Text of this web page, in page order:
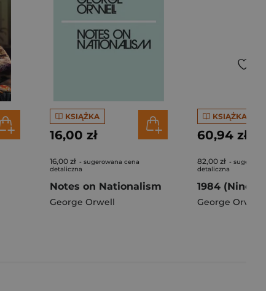
KSIĄŻKA
16,00 zł
16,00 zł - sugerowana cena
detaliczna
Notes on Nationalism
George Orwell
KSIĄŻKA
60,94 zł
82,00 zł -
detaliczna
George Orwell